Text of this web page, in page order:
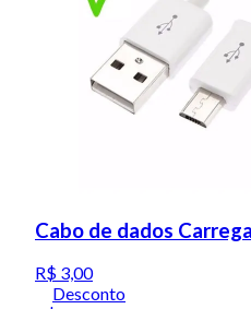
Cabo de dados
R$ 3,00
Desconto